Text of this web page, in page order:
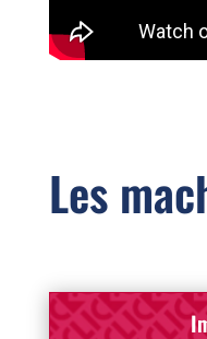
Les